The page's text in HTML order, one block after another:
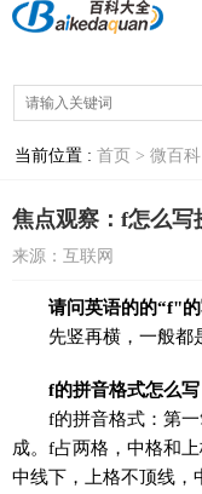
当前位置 : 首页 > 微百
焦点观察：f怎么写
来源：互联网
请问英语的的“f"的
先竖再横，一般都
f的拼音格式怎么写
f的拼音格式：第
成。f占两格，中格和
中线下，上格不顶线，